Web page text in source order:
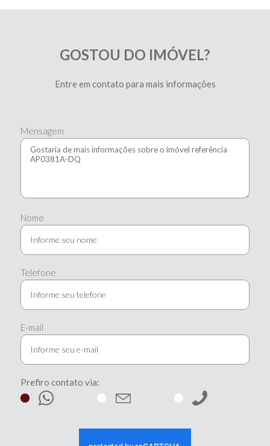
GOSTOU DO IMÓVEL?
Entre em contato para mais informações
Mensagem
Nome
Telefone
E-mail
Prefiro contato via: